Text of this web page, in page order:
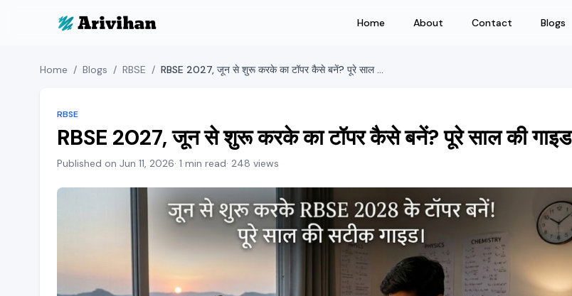
Home About Contact Blogs
Home / Blogs / RBSE / RBSE 2027, जून से शुरू करके का टॉपर कैसे बनें? पूरे साल की गाइड
RBSE
RBSE 2027, जून से शुरू करके का टॉपर कैसे बनें? पूरे साल की गाइड
Published on Jun 11, 2026· 1 min read· 248 views